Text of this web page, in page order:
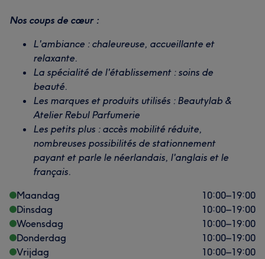
Nos coups de cœur :
L'ambiance : chaleureuse, accueillante et
relaxante.
La spécialité de l'établissement : soins de
beauté.
Les marques et produits utilisés : Beautylab &
Atelier Rebul Parfumerie
Les petits plus : accès mobilité réduite,
nombreuses possibilités de stationnement
payant et parle le néerlandais, l'anglais et le
français.
Maandag
10:00–19:00
Dinsdag
10:00–19:00
Woensdag
10:00–19:00
Donderdag
10:00–19:00
Vrijdag
10:00–19:00